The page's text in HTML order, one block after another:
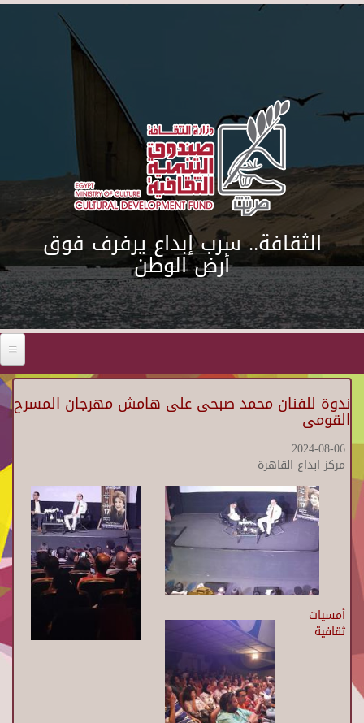
Skip to main content
الثقافة.. سرب إبداع يرفرف فوق
أرض الوطن
ندوة للفنان محمد صبحى على هامش مهرجان المسرح
القومى
2024-08-06
مركز ابداع القاهرة
أمسيات
ثقافية